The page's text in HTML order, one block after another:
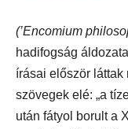
(’Encomium
hadifogság
írásai először láttak
szövegek elé: „a
után fátyol borult a